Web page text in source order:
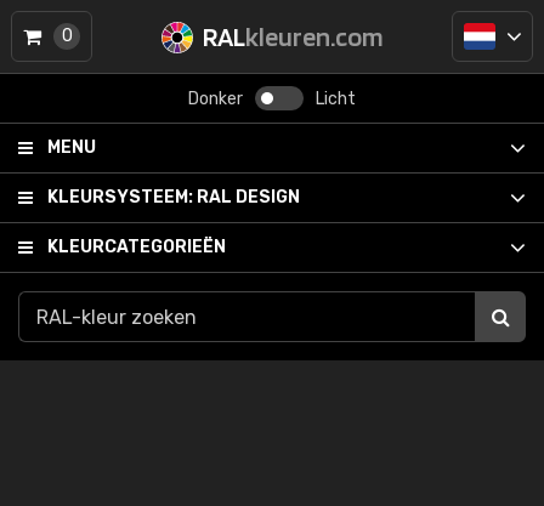
RALkleuren.com
Donker Licht
MENU
KLEURSYSTEEM: RAL DESIGN
KLEURCATEGORIEËN
0